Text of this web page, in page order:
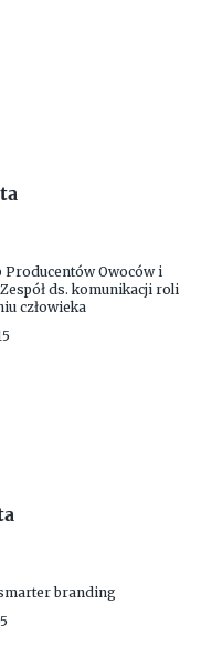
Producentów Owoców i
ds. komunikacji roli
człowieka
branding